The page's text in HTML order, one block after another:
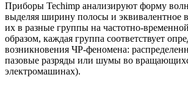
Приборы Techimp анализируют форму
выделяя ширину полосы и эквивалентное
их в разные группы на частотно-
образом, каждая группа соответствует
возникновения ЧР-феномена:
пазовые разряды или шумы во
электромашинах).